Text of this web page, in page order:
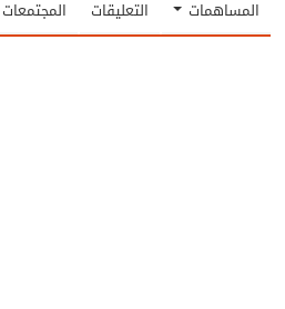
المساهمات التعليقات المجتمعات